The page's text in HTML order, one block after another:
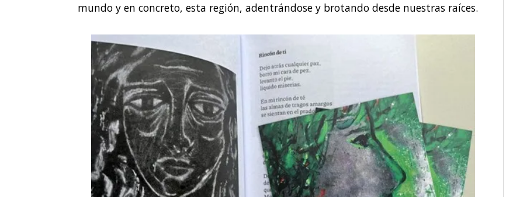
mundo y en concreto, esta región, adentrándose y brotando desde nuestras raíces.